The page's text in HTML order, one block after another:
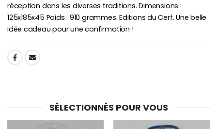
réception dans les diverses traditions. Dimensions :
125x185x45 Poids : 910 grammes. Editions du Cerf. Une belle
idée cadeau pour une confirmation !
SHARE:
SÉLECTIONNÉS POUR VOUS